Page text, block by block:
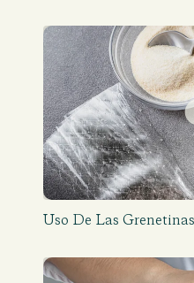
Uso De Las Grenetinas